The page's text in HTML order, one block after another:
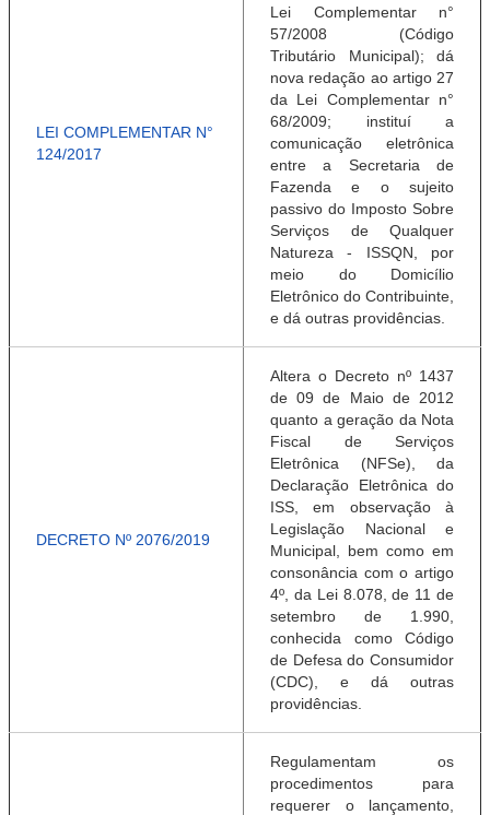
LEI COMPLEMENTAR N°
124/2017
Lei Complementar n°
57/2008 (Código
Tributário Municipal); dá
nova redação ao artigo 27
da Lei Complementar n°
68/2009; instituí a
comunicação eletrônica
entre a Secretaria de
Fazenda e o sujeito
passivo do Imposto Sobre
Serviços de Qualquer
Natureza - ISSQN, por
meio do Domicílio
Eletrônico do Contribuinte,
e dá outras providências.
DECRETO Nº 2076/2019
Altera o Decreto nº 1437
de 09 de Maio de 2012
quanto a geração da Nota
Fiscal de Serviços
Eletrônica (NFSe), da
Declaração Eletrônica do
ISS, em observação à
Legislação Nacional e
Municipal, bem como em
consonância com o artigo
4º, da Lei 8.078, de 11 de
setembro de 1.990,
conhecida como Código
de Defesa do Consumidor
(CDC), e dá outras
providências.
Regulamentam os
procedimentos para
requerer o lançamento,